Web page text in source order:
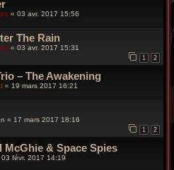
« 03 avr. 2017 15:56
The Rain
« 03 avr. 2017 15:31
1 2
‎– The Awakening
« 19 mars 2017 16:21
« 17 mars 2017 18:16
1 2
McGhie & Space Spies
03 févr. 2017 14:19